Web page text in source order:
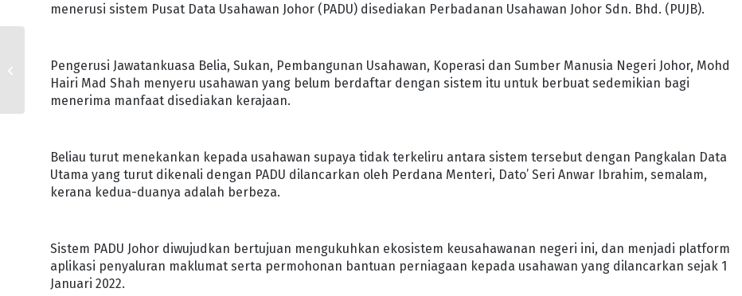
menerusi sistem Pusat Data Usahawan Johor (PADU) disediakan Perbadanan Usahawan Johor Sdn. Bhd. (PUJB).
Pengerusi Jawatankuasa Belia, Sukan, Pembangunan Usahawan, Koperasi dan Sumber Manusia Negeri Johor, Mohd
Hairi Mad Shah menyeru usahawan yang belum berdaftar dengan sistem itu untuk berbuat sedemikian bagi
menerima manfaat disediakan kerajaan.
Beliau turut menekankan kepada usahawan supaya tidak terkeliru antara sistem tersebut dengan Pangkalan Data
Utama yang turut dikenali dengan PADU dilancarkan oleh Perdana Menteri, Dato’ Seri Anwar Ibrahim, semalam,
kerana kedua-duanya adalah berbeza.
Sistem PADU Johor diwujudkan bertujuan mengukuhkan ekosistem keusahawanan negeri ini, dan menjadi platform
aplikasi penyaluran maklumat serta permohonan bantuan perniagaan kepada usahawan yang dilancarkan sejak 1
Januari 2022.
BAKUL MAKANAN
KEPADA MANGSA
BANJIR